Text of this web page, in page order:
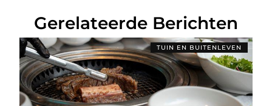
Gerelateerde Berichten
TUIN EN BUITENLEVEN